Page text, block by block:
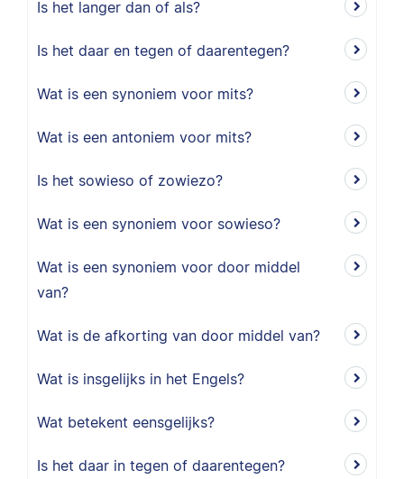
Is het langer dan of als?
Is het daar en tegen of daarentegen?
Wat is een synoniem voor mits?
Wat is een antoniem voor mits?
Is het sowieso of zowiezo?
Wat is een synoniem voor sowieso?
Wat is een synoniem voor door middel
van?
Wat is de afkorting van door middel van?
Wat is insgelijks in het Engels?
Wat betekent eensgelijks?
Is het daar in tegen of daarentegen?